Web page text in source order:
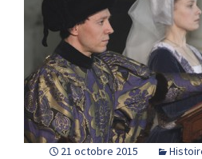
21 octobre 2015